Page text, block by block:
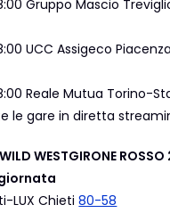
Gruppo Mascio
UCC Assigeco
Reale Mutua Torino-
le gare in diretta
WESTGIRONE
LUX Chieti80-58